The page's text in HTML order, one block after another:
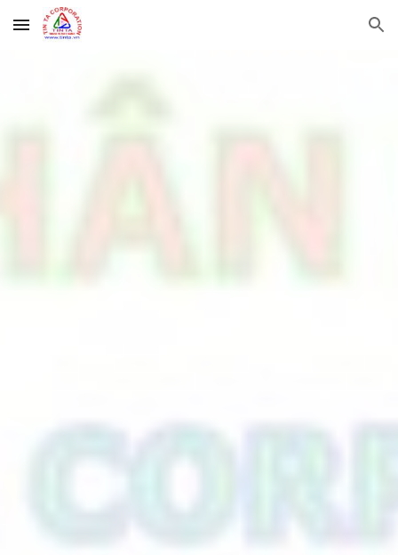
Skip to main content Skip to navigation